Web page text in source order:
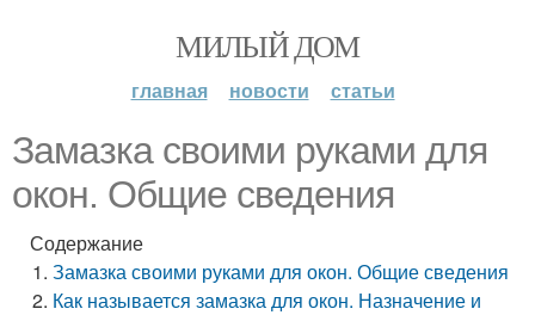
МИЛЫЙ ДОМ
главная новости статьи
Замазка своими руками для
окон. Общие сведения
Содержание
Замазка своими руками для окон. Общие сведения
Как называется замазка для окон. Назначение и